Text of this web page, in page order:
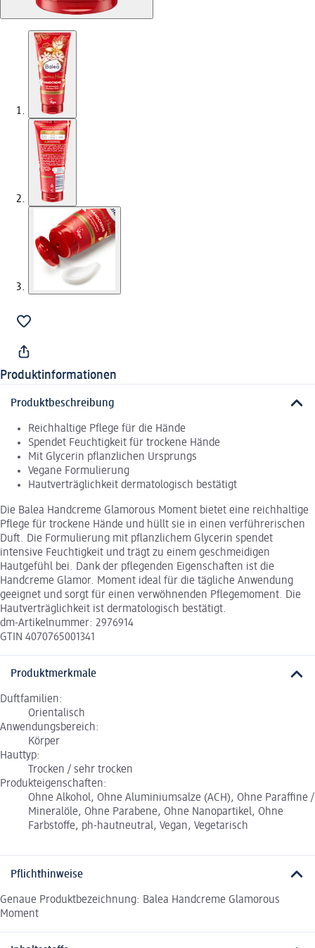
Produktinformationen
Produktbeschreibung
Reichhaltige Pflege für die Hände
Spendet Feuchtigkeit für trockene Hände
Mit Glycerin pflanzlichen Ursprungs
Vegane Formulierung
Hautverträglichkeit dermatologisch bestätigt
Die Balea Handcreme Glamorous Moment bietet eine reichhaltige
Pflege für trockene Hände und hüllt sie in einen verführerischen
Duft. Die Formulierung mit pflanzlichem Glycerin spendet
intensive Feuchtigkeit und trägt zu einem geschmeidigen
Hautgefühl bei. Dank der pflegenden Eigenschaften ist die
Handcreme Glamor. Moment ideal für die tägliche Anwendung
geeignet und sorgt für einen verwöhnenden Pflegemoment. Die
Hautverträglichkeit ist dermatologisch bestätigt.
dm-Artikelnummer: 2976914
GTIN 4070765001341
Produktmerkmale
Duftfamilien:
Orientalisch
Anwendungsbereich:
Körper
Hauttyp:
Trocken / sehr trocken
Produkteigenschaften:
Ohne Alkohol, Ohne Aluminiumsalze (ACH), Ohne Paraffine /
Mineralöle, Ohne Parabene, Ohne Nanopartikel, Ohne
Farbstoffe, ph-hautneutral, Vegan, Vegetarisch
Pflichthinweise
Genaue Produktbezeichnung: Balea Handcreme Glamorous
Moment